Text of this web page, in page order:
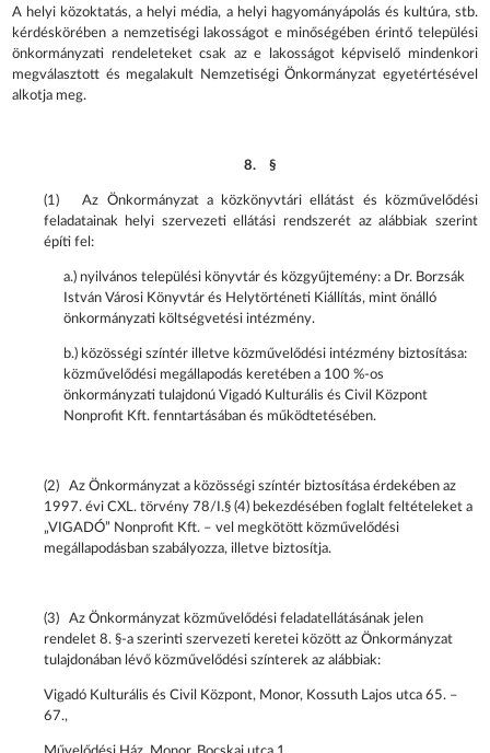
A helyi közoktatás, a helyi média, a helyi hagyományápolás és kultúra, stb.
kérdéskörében a nemzetiségi lakosságot e minőségében érintő települési
önkormányzati rendeleteket csak az e lakosságot képviselő mindenkori
megválasztott és megalakult Nemzetiségi Önkormányzat egyetértésével
alkotja meg.
8. §
(1) Az Önkormányzat a közkönyvtári ellátást és közművelődési
feladatainak helyi szervezeti ellátási rendszerét az alábbiak szerint
építi fel:
a.) nyilvános települési könyvtár és közgyűjtemény: a Dr. Borzsák
István Városi Könyvtár és Helytörténeti Kiállítás, mint önálló
önkormányzati költségvetési intézmény.
b.) közösségi színtér illetve közművelődési intézmény biztosítása:
közművelődési megállapodás keretében a 100 %-os
önkormányzati tulajdonú Vigadó Kulturális és Civil Központ
Nonprofit Kft. fenntartásában és működtetésében.
(2) Az Önkormányzat a közösségi színtér biztosítása érdekében az
1997. évi CXL. törvény 78/I.§ (4) bekezdésében foglalt feltételeket a
„VIGADÓ” Nonprofit Kft. – vel megkötött közművelődési
megállapodásban szabályozza, illetve biztosítja.
(3) Az Önkormányzat közművelődési feladatellátásának jelen
rendelet 8. §-a szerinti szervezeti keretei között az Önkormányzat
tulajdonában lévő közművelődési színterek az alábbiak:
Vigadó Kulturális és Civil Központ, Monor, Kossuth Lajos utca 65. –
67.,